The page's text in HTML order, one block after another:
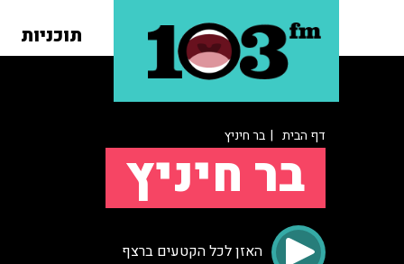
תוכניות
דף הבית | בר חיניץ
בר חיניץ
האזן לכל הקטעים ברצף